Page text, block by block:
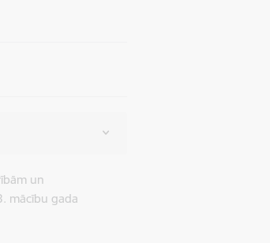
un
mācību gada